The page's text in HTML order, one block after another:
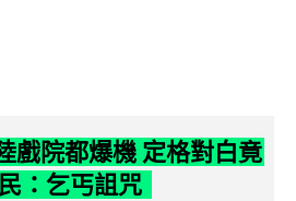
戲院都爆機 定格對白竟
：乞丐詛咒